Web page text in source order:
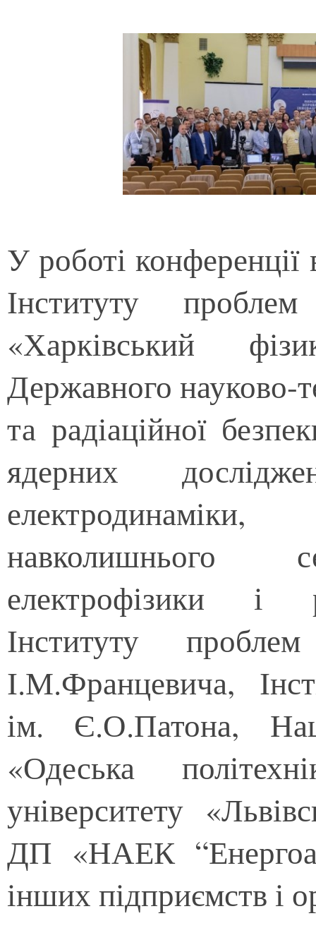
У роботі
Інституту
«Харківський
Державного науково-
та радіаційної
ядерних
навколишнього
електрофізики і
Інституту
І.М.Францевича,
ім. Є.О.Патона,
«Одеська
університету
ДП «НАЕК
інших підприємств і